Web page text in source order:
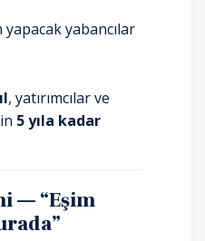
yapacak yabancılar
, yatırımcılar ve
5 yıla kadar
— “Eşim